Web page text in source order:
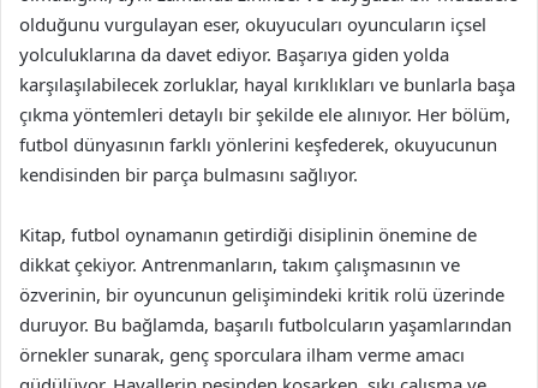
olduğunu vurgulayan eser, okuyucuları oyuncuların içsel
yolculuklarına da davet ediyor. Başarıya giden yolda
karşılaşılabilecek zorluklar, hayal kırıklıkları ve bunlarla başa
çıkma yöntemleri detaylı bir şekilde ele alınıyor. Her bölüm,
futbol dünyasının farklı yönlerini keşfederek, okuyucunun
kendisinden bir parça bulmasını sağlıyor.
Kitap, futbol oynamanın getirdiği disiplinin önemine de
dikkat çekiyor. Antrenmanların, takım çalışmasının ve
özverinin, bir oyuncunun gelişimindeki kritik rolü üzerinde
duruyor. Bu bağlamda, başarılı futbolcuların yaşamlarından
örnekler sunarak, genç sporculara ilham verme amacı